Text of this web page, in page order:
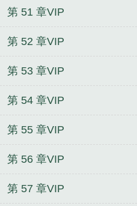
第 51 章VIP
第 52 章VIP
第 53 章VIP
第 54 章VIP
第 55 章VIP
第 56 章VIP
第 57 章VIP